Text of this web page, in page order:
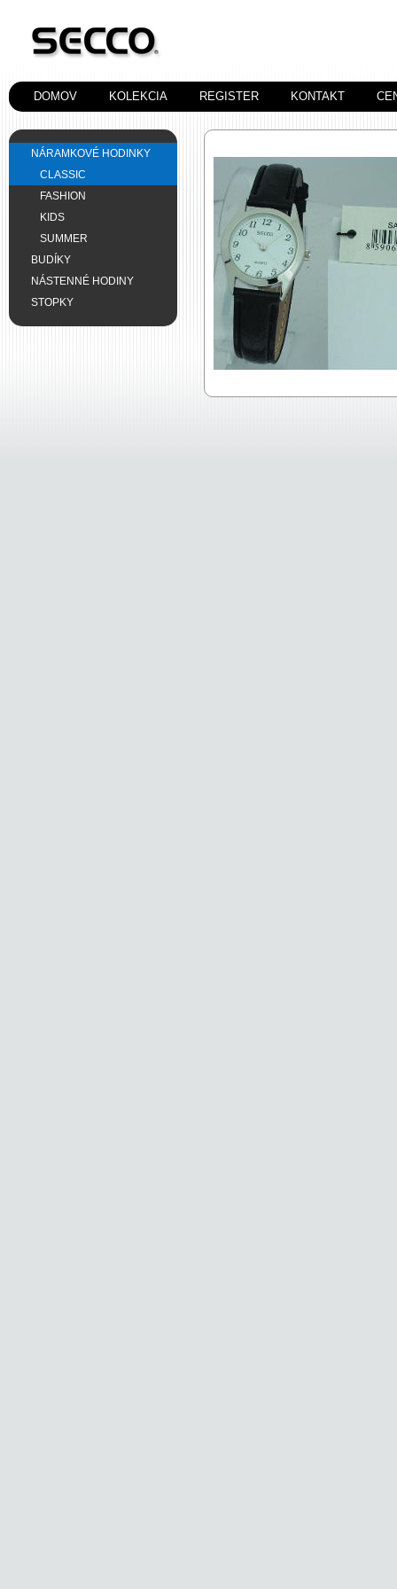
DOMOV KOLEKCIA REGISTER KONTAKT
NÁRAMKOVÉ HODINKY
CLASSIC
FASHION
KIDS
SUMMER
BUDÍKY
NÁSTENNÉ HODINY
STOPKY